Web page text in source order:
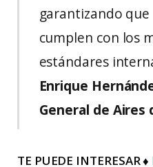
garantizando
cumplen con los
estándares
Enrique
General de Aires
TE PUEDE INTERESAR ♦